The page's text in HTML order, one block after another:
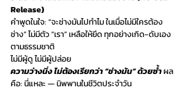
Release)
คำพูดในใจ: “จะช่างมันไปทำไม ในเมื่อไม่มีใครต้อง
ช่าง” ไม่มีตัว “เรา” เหลือให้ยึด ทุกอย่างเกิด-ดับเอง
ตามธรรมชาติ
ไม่มีผู้ดู ไม่มีผู้ปล่อย
ความว่างนิ่ง ไม่ต้องเรียกว่า “ช่างมัน” ด้วยซ้ำ ผล
คือ: นี่แหละ — นิพพานในชีวิตประจำวัน